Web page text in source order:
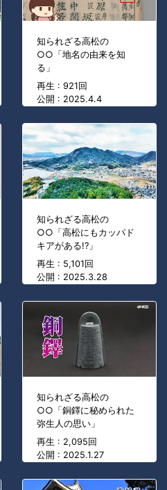
知られざる高松の
○○「地名の由来を知
る」
再生 : 921回
公開 : 2025.4.4
知られざる高松の
○○「高松にもカッパド
キアがある!?」
再生 : 5,101回
公開 : 2025.3.28
知られざる高松の
○○「銅鐸に秘められた
弥生人の思い」
再生 : 2,095回
公開 : 2025.1.27